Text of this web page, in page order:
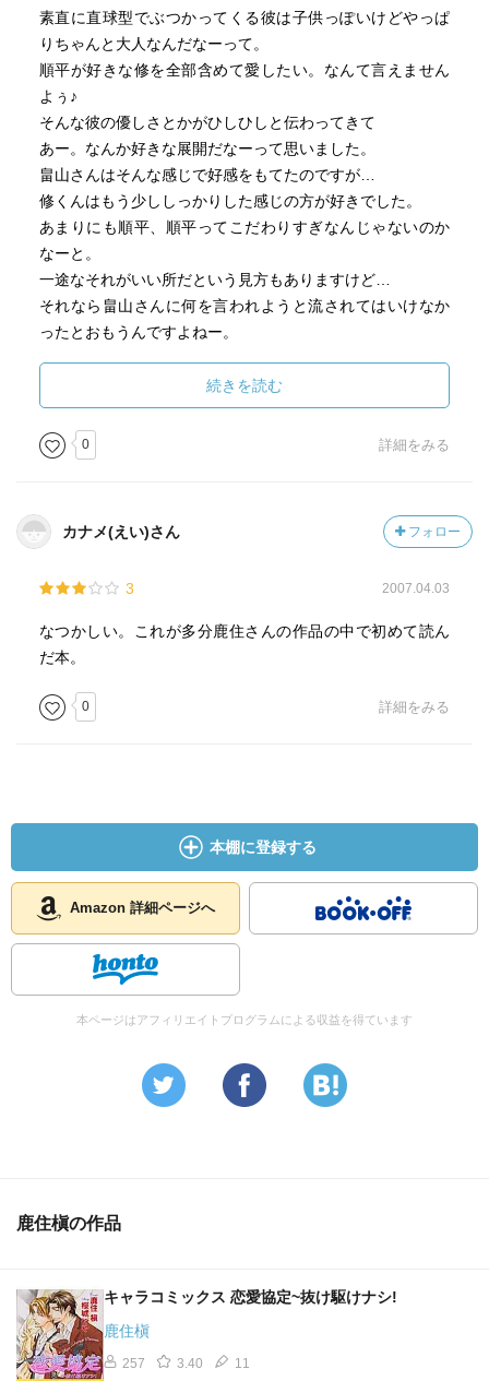
素直に直球型でぶつかってくる彼は子供っぽいけどやっぱ
りちゃんと大人なんだなーって。
順平が好きな修を全部含めて愛したい。なんて言えません
よぅ♪
そんな彼の優しさとかがひしひしと伝わってきて
あー。なんか好きな展開だなーって思いました。
畠山さんはそんな感じで好感をもてたのですが…
修くんはもう少ししっかりした感じの方が好きでした。
あまりにも順平、順平ってこだわりすぎなんじゃないのか
なーと。
一途なそれがいい所だという見方もありますけど…
それなら畠山さんに何を言われようと流されてはいけなか
ったとおもうんですよねー。
まぁ…修のどんなに想っても報われないというのは辛いで
すけどねー。
最終的には彼女まで作ってしまうし…
を露にするのは
とんだお門違い。
思う。
言い方は嫌かもしれないけど、最初に裏切ったのは順平の
方なんじゃないかなーとか思ってしまいました。
ていた
という点に関してはなかなか満足な一冊だったと思いま
続きを読む
0 詳細をみる
カナメ(えい)さん フォロー
3 2007.04.03
なつかしい。これが多分鹿住さんの作品の中で初めて読ん
だ本。
0 詳細をみる
本棚に登録する
Amazon 詳細ページへ
本ページはアフィリエイトプログラムによる収益を得ています
鹿住槇の作品
キャラコミックス 恋愛協定~抜け駆けナシ!
鹿住槇
257 3.40 11